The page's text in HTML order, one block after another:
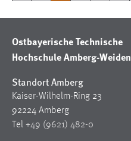
Ostbayerische Technische
Hochschule Amberg-Weiden
Standort Amberg
Kaiser-Wilhelm-Ring 23
92224 Amberg
Tel +49 (9621) 482-0